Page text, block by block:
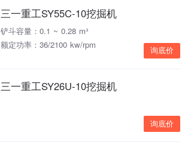
三一重工SY55C-10挖掘机
铲斗容量：0.1 ~ 0.28 m³
额定功率：36/2100 kw/rpm
询底价
三一重工SY26U-10挖掘机
询底价